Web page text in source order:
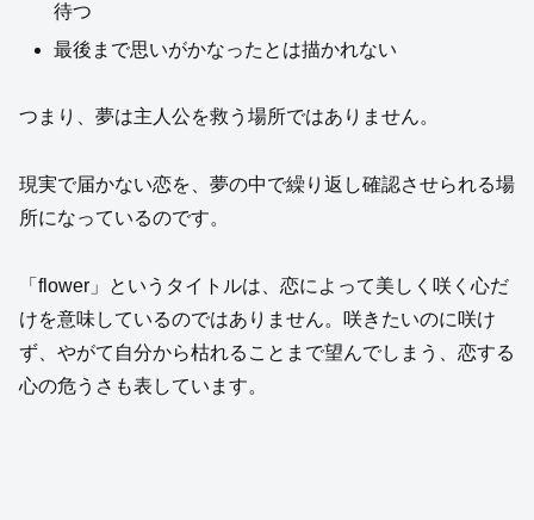
待つ
最後まで思いがかなったとは描かれない
つまり、夢は主人公を救う場所ではありません。
現実で届かない恋を、夢の中で繰り返し確認させられる場
所になっているのです。
「flower」というタイトルは、恋によって美しく咲く心だ
けを意味しているのではありません。咲きたいのに咲け
ず、やがて自分から枯れることまで望んでしまう、恋する
心の危うさも表しています。